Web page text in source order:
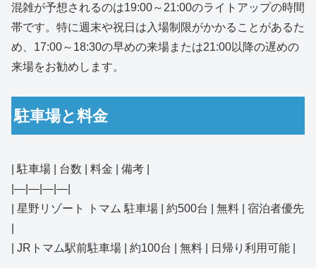
混雑が予想されるのは19:00～21:00のライトアップの時間
帯です。特に週末や祝日は入場制限がかかることがあるた
め、17:00～18:30の早めの来場または21:00以降の遅めの
来場をお勧めします。
駐車場と料金
| 駐車場 | 台数 | 料金 | 備考 |
|—|—|—|—|
| 星野リゾート トマム 駐車場 | 約500台 | 無料 | 宿泊者優先
| JRトマム駅前駐車場 | 約100台 | 無料 | 日帰り利用可能 |